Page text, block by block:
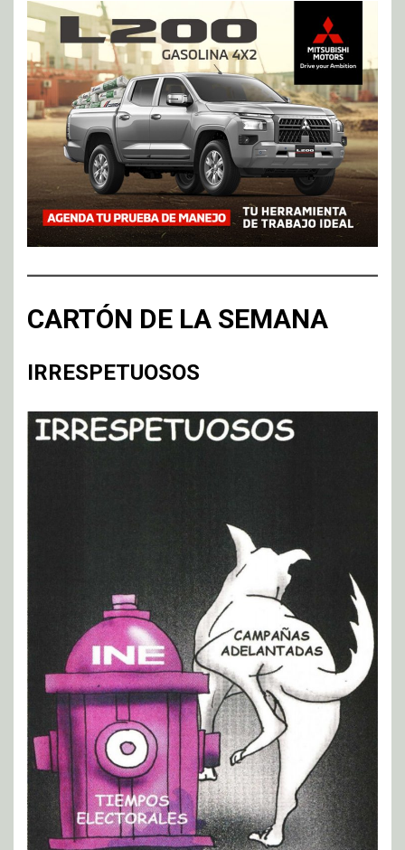
CARTÓN DE LA SEMANA
IRRESPETUOSOS